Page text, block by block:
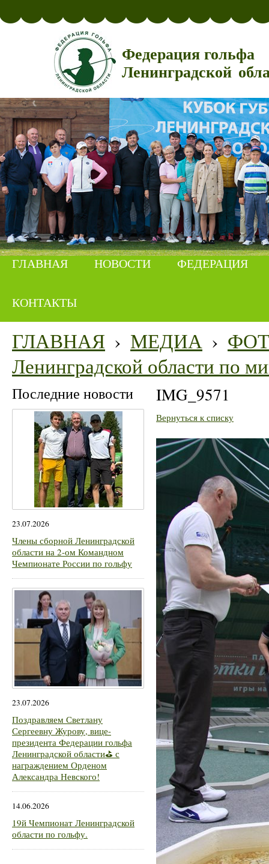
Федерация гольфа
Ленинградской
ГЛАВНАЯ НОВОСТИ ФЕДЕРАЦИЯ
КОНТАКТЫ
ГЛАВНАЯ › МЕДИА ›
Ленинградской области по
Последние новости
23.07.2026
Члены сборной Ленинградской
области на 2-ом Командном
Чемпионате России по гольфу
23.07.2026
Поздравляем Светлану
Сергеевну Журову, вице-
президента Федерации гольфа
Ленинградской области⛳ с
награждением Орденом
Александра Невского!
14.06.2026
19й Чемпионат Ленинградской
области по гольфу.
IMG_9571
Вернуться к списку